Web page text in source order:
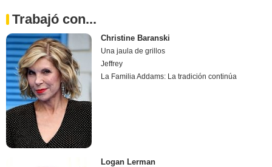
Trabajó con...
Christine Baranski
Una jaula de grillos
Jeffrey
La Familia Addams: La tradición continúa
Logan Lerman